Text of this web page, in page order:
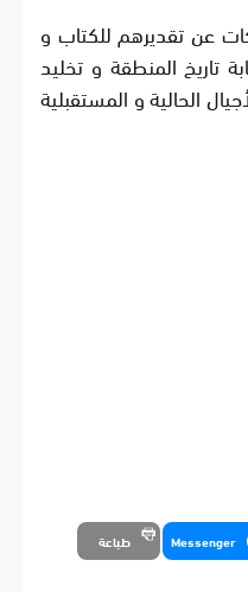
عن تقديرهم للكتاب و
تاريخ المنطقة و تخليد
الحالية و المستقبلية
Messenger طباعة